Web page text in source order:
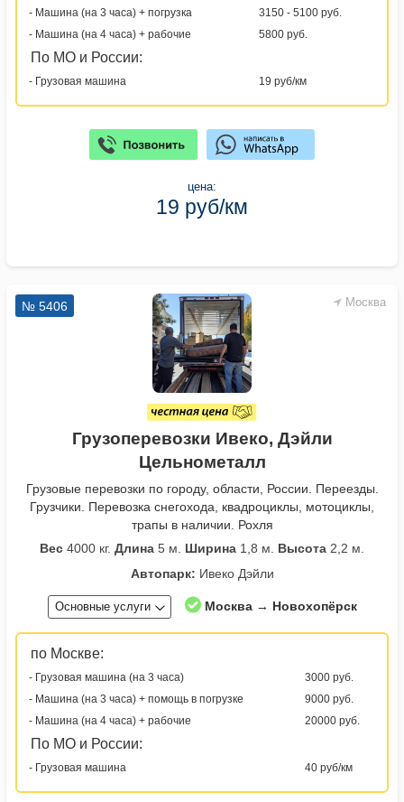
- Машина (на 3 часа) + погрузка
3150 - 5100 руб.
- Машина (на 4 часа) + рабочие
5800 руб.
По МО и России:
- Грузовая машина 19 руб/км
цена:
19 руб/км
Москва
№ 5406
Грузоперевозки Ивеко, Дэйли
Цельнометалл
Грузовые перевозки по городу, области, России. Переезды.
Грузчики. Перевозка снегохода, квадроциклы, мотоциклы,
трапы в наличии. Рохля
Вес 4000 кг. Длина 5 м. Ширина 1,8 м. Высота 2,2 м.
Автопарк: Ивеко Дэйли
Основные услуги Москва → Новохопёрск
по Москве:
- Грузовая машина (на 3 часа)
3000 руб.
- Машина (на 3 часа) + помощь в погрузке
9000 руб.
- Машина (на 4 часа) + рабочие
20000 руб.
По МО и России:
- Грузовая машина 40 руб/км